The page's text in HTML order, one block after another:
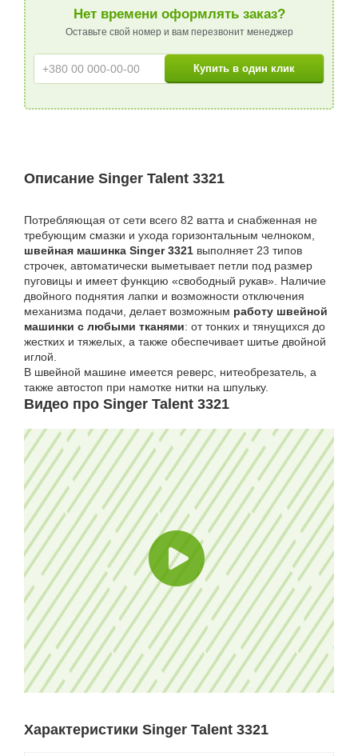
Нет времени оформлять заказ?
Оставьте свой номер и вам перезвонит менеджер
Описание Singer Talent 3321
Потребляющая от сети всего 82 ватта и снабженная не
требующим смазки и ухода горизонтальным челноком,
швейная машинка Singer 3321 выполняет 23 типов
строчек, автоматически выметывает петли под размер
пуговицы и имеет функцию «свободный рукав». Наличие
двойного поднятия лапки и возможности отключения
механизма подачи, делает возможным работу швейной
машинки с любыми тканями: от тонких и тянущихся до
жестких и тяжелых, а также обеспечивает шитье двойной
иглой.
В швейной машине имеется реверс, нитеобрезатель, а
также автостоп при намотке нитки на шпульку.
Видео про Singer Talent 3321
Характеристики Singer Talent 3321